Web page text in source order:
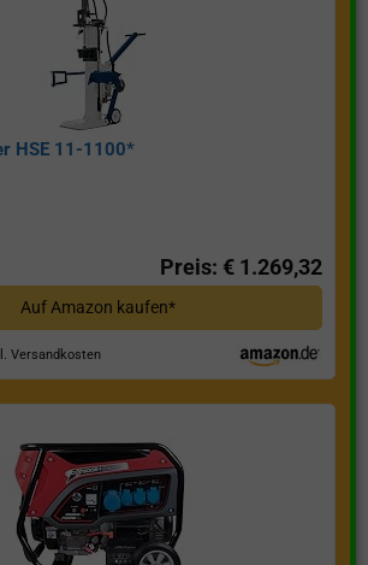
HSE 11-1100*
Preis: € 1.269,32
Auf Amazon kaufen*
Versandkosten